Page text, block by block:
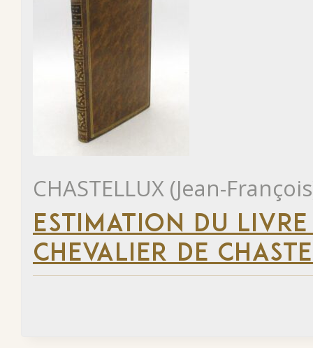
CHASTELLUX (Jean-
ESTIMATION DU
CHEVALIER DE